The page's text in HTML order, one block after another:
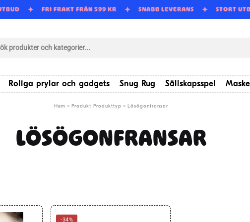
FRI FRAKT FRÅN 599 KR SNABB LEVERANS STORT
Roliga prylar och gadgets Snug Rug Sällskapsspel
Hem » Produkt Produkttyp » Lösögonfransar
LÖSÖGONFRANSAR
-34%